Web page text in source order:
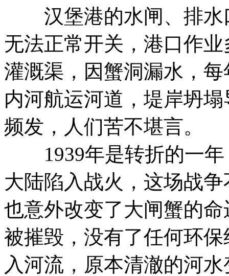
汉堡港的水闸、排水
无法正常开关，港口作
灌溉渠，因蟹洞漏水，
内河航运河道，堤岸坍
频发，人们苦不堪言。
1939年是转折的一年
大陆陷入战火，这场战
也意外改变了大闸蟹的
被摧毁，没有了任何环
入河流，原本清澈的河